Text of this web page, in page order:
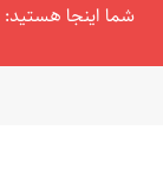
شما اینجا هستید: